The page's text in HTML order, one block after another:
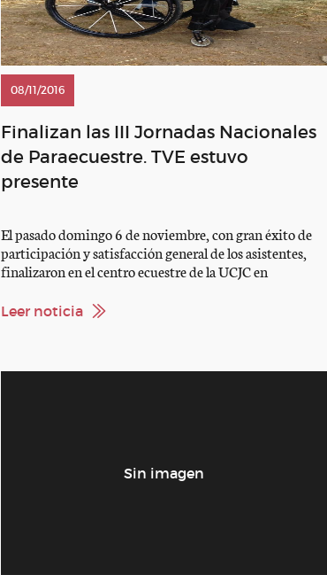
08/11/2016
Finalizan las III Jornadas Nacionales
de Paraecuestre. TVE estuvo
presente
El pasado domingo 6 de noviembre, con gran éxito de
participación y satisfacción general de los asistentes,
finalizaron en el centro ecuestre de la UCJC en
Nacionales de Paraecuestre. Tanto David Hamer,
Leer noticia